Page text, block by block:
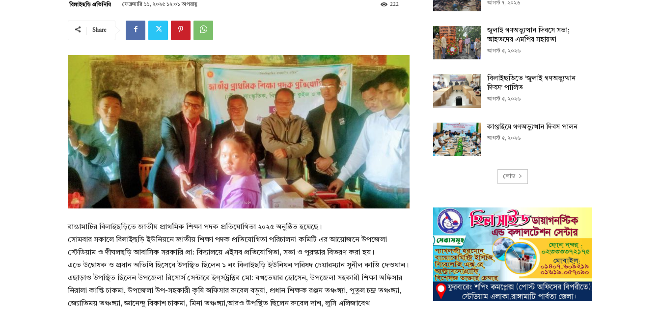
বিলাইছড়ি প্রতিনিধি ফেব্রুয়ারি ১১, ২০২৫ ১২:০১ অপরাহ্ণ 222
Share
রাঙামাটির বিলাইছড়িতে জাতীয় প্রাথমিক শিক্ষা পদক প্রতিযোগিতা ২০২৫ অনুষ্ঠিত হয়েছে।
সোমবার সকালে বিলাইছড়ি ইউনিয়নে জাতীয় শিক্ষা পদক প্রতিযোগিতা পরিচালনা কমিটি এর আয়োজনে উপজেলা
স্টেডিয়াম ও দীঘলছড়ি আবাসিক সরকারি প্রা: বিদ্যালয়ে এইসব প্রতিযোগিতা, সভা ও পুরস্কার বিতরণ করা হয়।
এতে উদ্বোধক ও প্রধান অতিথি হিসেবে উপস্থিত ছিলেন ১ নং বিলাইছড়ি ইউনিয়ন পরিষদ চেয়ারম্যান সুনীল কান্তি দেওয়ান।
এছাড়াও উপস্থিত ছিলেন উপজেলা রিসোর্স সেন্টারে ইণ্সট্রাক্টর মো: বখতেয়ার হোসেন, উপজেলা সহকারী শিক্ষা অফিসার
নিরালা কান্তি চাকমা, উপজেলা উপ-সহকারী কৃষি অফিসার রুবেল বড়ুয়া, প্রধান শিক্ষক রঞ্জন তঞ্চঙ্গ্যা, পুতুল চন্দ্র তঞ্চঙ্গ্যা,
জ্যোতিময় তঞ্চঙ্গ্যা, জ্ঞানেন্দু বিকাশ চাকমা, মিনা তঞ্চঙ্গ্যা,আরও উপস্থিত ছিলেন রুবেল দাশ, লুসি এলিজাবেথ
আগস্ট ৭, ২০২৬
জুলাই গণঅভ্যুত্থান দিবসে সভা;
আহতদের এমপির সহায়তা
আগস্ট ৫, ২০২৬
বিলাইছড়িতে ‘জুলাই গণঅভ্যুত্থান
দিবস’ পালিত
আগস্ট ৫, ২০২৬
কাপ্তাইয়ে গণঅভ্যুত্থান দিবস পালন
আগস্ট ৫, ২০২৬
লোড